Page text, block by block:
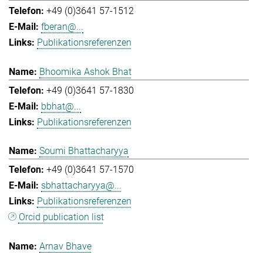
+49 (0)3641 57-1512
fberan@...
Publikationsreferenzen
Bhoomika Ashok Bhat
+49 (0)3641 57-1830
bbhat@...
Publikationsreferenzen
Soumi Bhattacharyya
+49 (0)3641 57-1570
sbhattacharyya@...
Publikationsreferenzen
Orcid publication list
Arnav Bhave